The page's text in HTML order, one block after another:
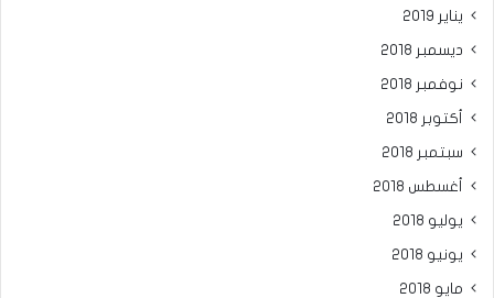
يناير 2019
ديسمبر 2018
نوفمبر 2018
أكتوبر 2018
سبتمبر 2018
أغسطس 2018
يوليو 2018
يونيو 2018
مايو 2018